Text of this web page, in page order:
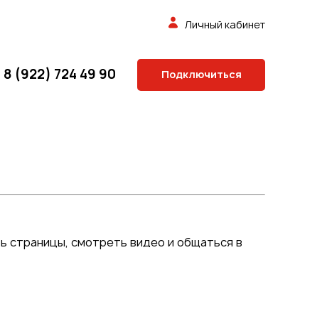
Личный кабинет
8 (922) 724 49 90 Подключиться
страницы, смотреть видео и общаться в